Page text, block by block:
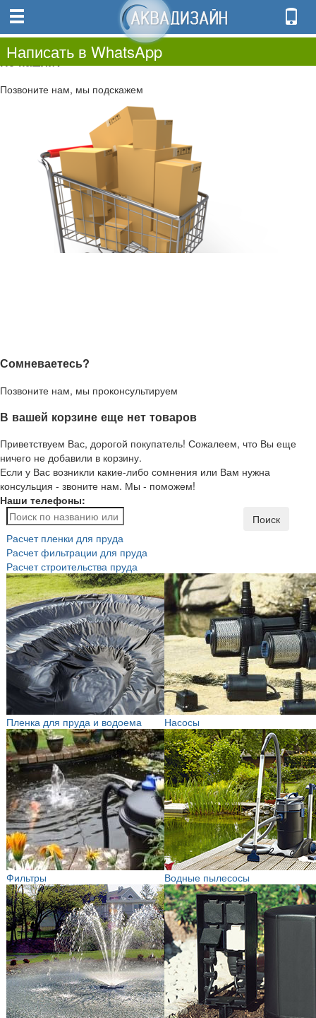
0.00
0
Не нашли?
Позвоните нам, мы подскажем
Сомневаетесь?
Позвоните нам, мы проконсультируем
В вашей корзине еще нет товаров
Приветствуем Вас, дорогой покупатель! Сожалеем, что Вы еще
ничего не добавили в корзину.
Если у Вас возникли какие-либо сомнения или Вам нужна
консульция - звоните нам. Мы - поможем!
Наши телефоны:
Написать в WhatsApp
Поиск
Расчет пленки для пруда
Расчет фильтрации для пруда
Расчет строительства пруда
Пленка для пруда и водоема Насосы
Фильтры Водные пылесосы